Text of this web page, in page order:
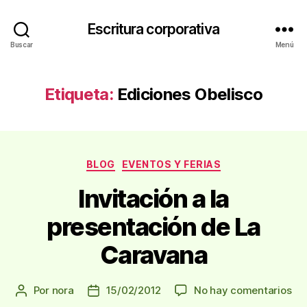
Buscar
Escritura corporativa
Menú
Etiqueta: Ediciones Obelisco
Categorías
BLOG EVENTOS Y FERIAS
Invitación a la
presentación de La
Caravana
Autor
Por nora
Fecha15/02/2012 No hay comentariosen